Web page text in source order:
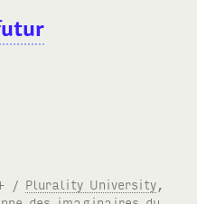
/ Plurality University